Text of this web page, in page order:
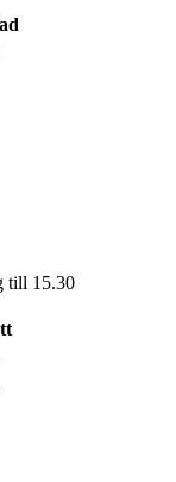
​​till 15.30